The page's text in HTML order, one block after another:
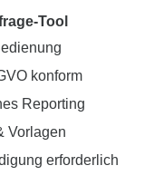
Tool
konform
Reporting
Vorlagen
erforderlich